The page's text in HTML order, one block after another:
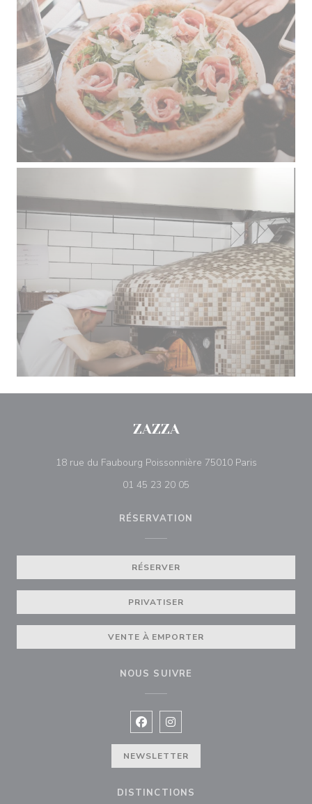
ZAZZA
18 rue du Faubourg Poissonnière 75010 Paris((ouvre une
01 45 23 20 05
RÉSERVATION
RÉSERVER
PRIVATISER
VENTE À EMPORTER
NOUS SUIVRE
Facebook ((ouvre une nouvelle
Instagram ((ouvre une
NEWSLETTER
DISTINCTIONS